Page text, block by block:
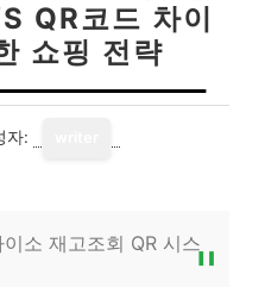
QR코드 차이
쇼핑 전략
자:
소 재고조회 QR 시스